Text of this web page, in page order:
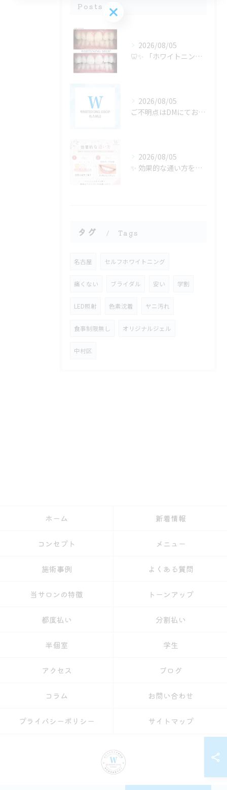
Posts
2026/08/05
🦷✨ 「ホワイトニングは若い人がするもの」だと思っていません...
2026/08/05
ご不明点はDMにてお気軽にお問い合わせください✨🩷
2026/08/05
✨ 効果的な通い方をご紹介🦷🤍
タグ Tags
名古屋 セルフホワイトニング
痛くない ブライダル 安い 学割
LED照射 色素沈着 ヤニ汚れ
食事制限無し オリジナルジェル
中村区
ホーム 新着情報
コンセプト メニュー
施術事例 よくある質問
当サロンの特徴 トーンアップ
都度払い 分割払い
半個室 学生
アクセス ブログ
コラム お問い合わせ
プライバシーポリシー サイトマップ
ご予約はこちら